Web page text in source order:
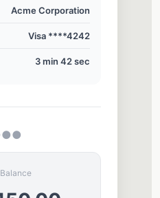
Acme Corporation
Visa ****4242
3 min 42 sec
●●